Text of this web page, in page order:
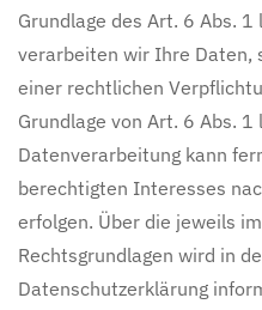
Grundlage des Art. 6 Abs. 1
verarbeiten wir Ihre Daten,
einer rechtlichen
Grundlage von Art. 6 Abs. 1
Datenverarbeitung kann
berechtigten Interesses
erfolgen. Über die jeweils
Rechtsgrundlagen wird in
Datenschutzerklärung